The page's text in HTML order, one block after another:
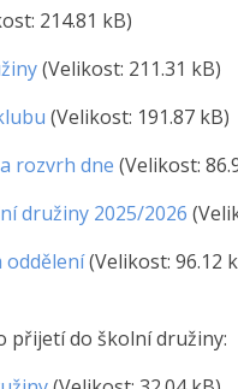
214.81 kB)
(Velikost: 211.31 kB)
(Velikost: 191.87 kB)
rozvrh dne (Velikost:
družiny 2025/2026
oddělení(Velikost: 96.12
přijetí do školní družiny: